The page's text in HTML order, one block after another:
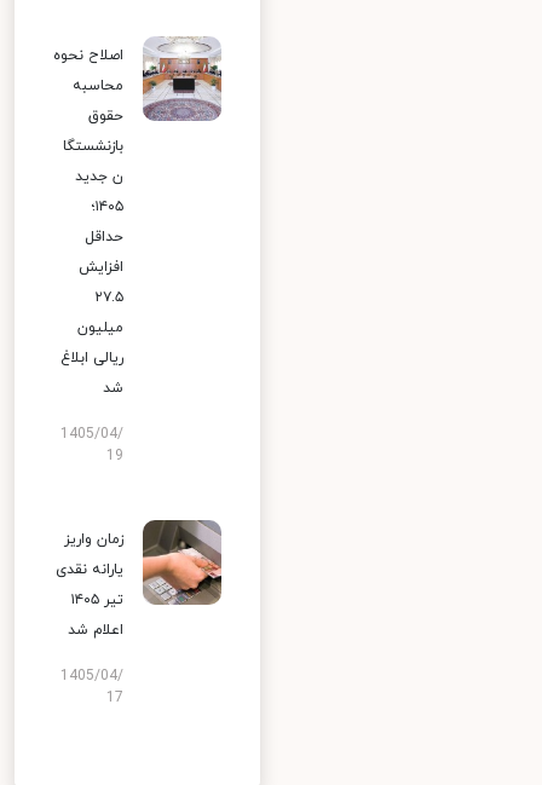
اصلاح نحوه
محاسبه
حقوق
بازنشستگا
ن جدید
۱۴۰۵؛
حداقل
افزایش
۲۷.۵
میلیون
ریالی ابلاغ
شد
1405/04/
19
زمان واریز
یارانه نقدی
تیر ۱۴۰۵
اعلام شد
1405/04/
17